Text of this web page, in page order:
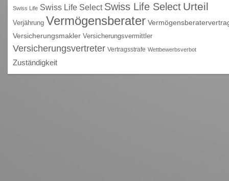
Swiss Life Swiss Life Select Swiss Life Select Urteil
Verjährung Vermögensberater
Versicherungsmakler Versicherungsvermittler
Versicherungsvertreter Vertragsstrafe Wettbewerbsverbot
Zuständigkeit